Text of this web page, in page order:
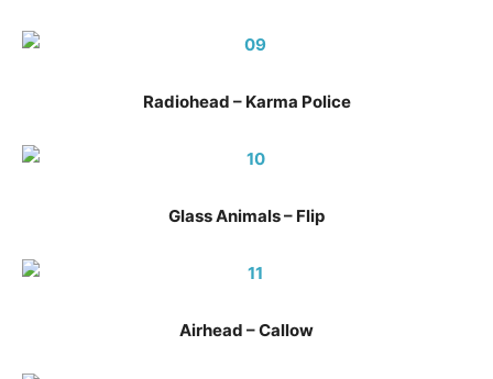
Radiohead – Karma Police
Glass Animals – Flip
Airhead – Callow